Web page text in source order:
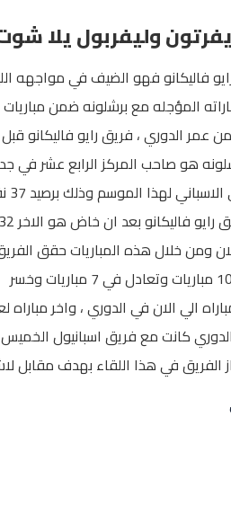
وليفربول يلا
فاليكانو فهو الضيف في مواجهه
المؤجله مع برشلونه ضمن مباريات
الاسبوع 21 من عمر الدوري ، فريق رايو فاليكانو قبل
هو صاحب المركز الرابع عشر في
جمعهم فريق رايو فاليكانو بعد ان خاض هو الاخر 32
ومن خلال هذه المباريات حقق
الانتصار في 10 مباريات وتعادل في 7 مباريات وخسر
15 مباراه الي الان في الدوري ، واخر مباراه
كانت مع فريق اسبانيول الخميس
الفريق في هذا اللقاء بهدف مقابل